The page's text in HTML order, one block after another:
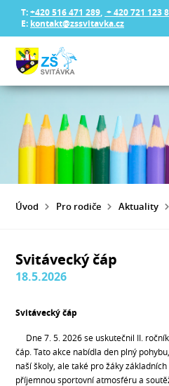
T:+420 516 471 289, + 420 721 123
E: kontakt@zssvitavka.cz
Úvod Pro rodiče Aktuality
Svitávecký čáp
18.5.2026
Svitávecký čáp
Dne 7. 5. 2026 se uskutečnil II.
čáp. Tato akce nabídla den plný
naší školy, ale také pro žáky
příjemnou sportovní atmosféru a